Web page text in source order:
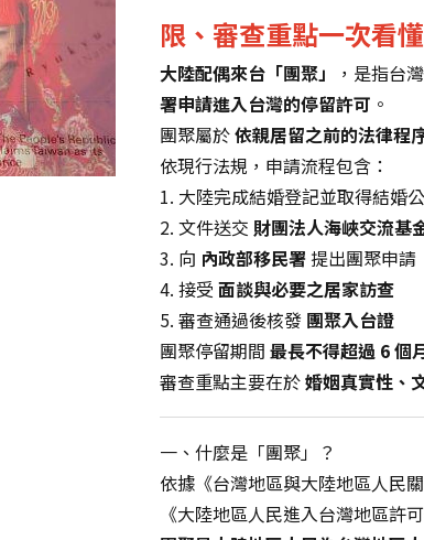
限、審查重點一次看懂
大陸配偶來台「團聚」 ，是指台
署申請進入台灣的停留許可 。
團聚屬於依親居留之前的法律程
依現行法規，申請流程包含：
1. 大陸完成結婚登記並取得結婚
2. 文件送交 財團法人海峽交流基
3. 向 內政部移民署提出團聚申請
4. 接受 面談與必要之居家訪查
5. 審查通過後核發 團聚入台證
團聚停留期間 最長不得超過 6 個
審查重點主要在於婚姻真實性、
一、什麼是「團聚」？
依據《台灣地區與大陸地區人民
《大陸地區人民進入台灣地區許